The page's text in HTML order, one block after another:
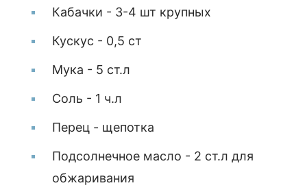
Кабачки - 3-4 шт крупных
Кускус - 0,5 ст
Мука - 5 ст.л
Соль - 1 ч.л
Перец - щепотка
Подсолнечное масло - 2 ст.л для
обжаривания